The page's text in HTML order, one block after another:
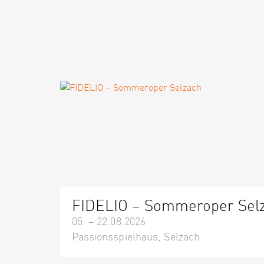
FIDELIO – Sommeroper
05. – 22.08.2026
Passionsspielhaus, Selzach